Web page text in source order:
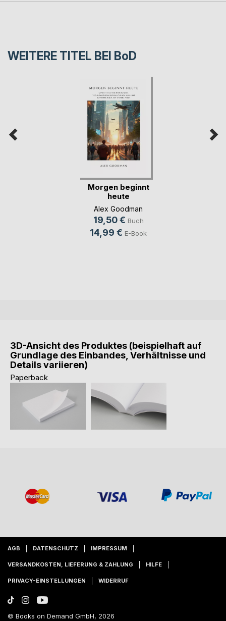
WEITERE TITEL BEI BoD
Morgen beginnt
heute
Alex Goodman
19,50 € Buch
14,99 € E-Book
3D-Ansicht des Produktes (beispielhaft auf
Grundlage des Einbandes, Verhältnisse und
Details variieren)
Paperback
AGB DATENSCHUTZ IMPRESSUM
VERSANDKOSTEN, LIEFERUNG & ZAHLUNG HILFE
PRIVACY-EINSTELLUNGEN WIDERRUF
© Books on Demand GmbH, 2026